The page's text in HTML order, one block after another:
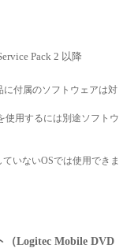
Pack 2 以降
付属のソフトウェアは対
使用するには別途ソフトウ
いないOSでは使用できま
（Logitec Mobile DVD